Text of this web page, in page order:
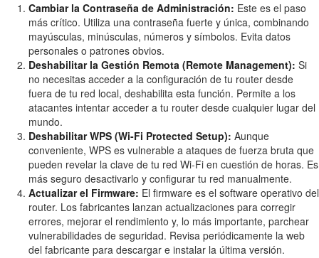
Cambiar la Contraseña de Administración: Este es el paso
más crítico. Utiliza una contraseña fuerte y única, combinando
mayúsculas, minúsculas, números y símbolos. Evita datos
personales o patrones obvios.
Deshabilitar la Gestión Remota (Remote Management): Si
no necesitas acceder a la configuración de tu router desde
fuera de tu red local, deshabilita esta función. Permite a los
atacantes intentar acceder a tu router desde cualquier lugar del
mundo.
Deshabilitar WPS (Wi-Fi Protected Setup): Aunque
conveniente, WPS es vulnerable a ataques de fuerza bruta que
pueden revelar la clave de tu red Wi-Fi en cuestión de horas. Es
más seguro desactivarlo y configurar tu red manualmente.
Actualizar el Firmware: El firmware es el software operativo del
router. Los fabricantes lanzan actualizaciones para corregir
errores, mejorar el rendimiento y, lo más importante, parchear
vulnerabilidades de seguridad. Revisa periódicamente la web
del fabricante para descargar e instalar la última versión.